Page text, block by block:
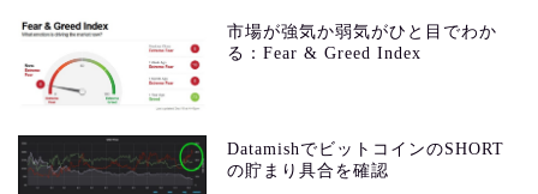
市場が強気か弱気がひと目でわか
る：Fear & Greed Index
DatamishでビットコインのSHORT
の貯まり具合を確認